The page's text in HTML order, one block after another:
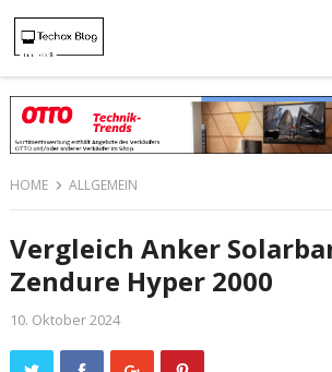
HOME ALLGEMEIN
Vergleich Anker
Zendure Hyper 2000
10. Oktober 2024